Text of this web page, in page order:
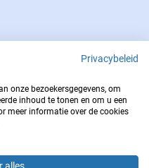
OP MET : 112
Privacybeleid
onze bezoekersgegevens, om
inhoud te tonen en om u een
meer informatie over de cookies